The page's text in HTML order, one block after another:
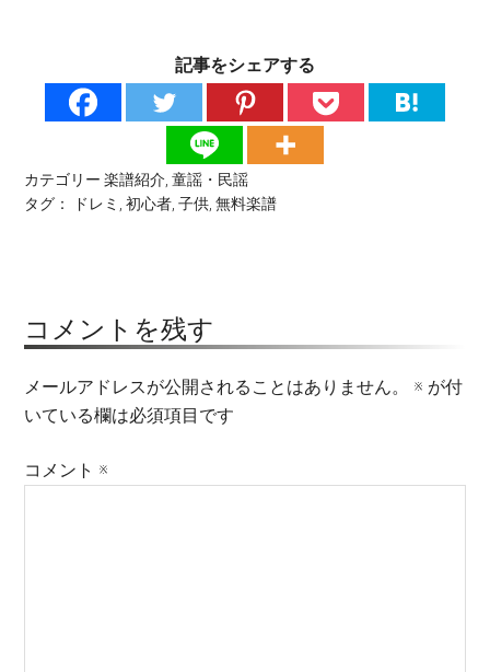
記事をシェアする
カテゴリー楽譜紹介 ,童謡・民謡
タグ：
ドレミ ,初心者 ,子供 ,無料楽譜
コメントを残す
メールアドレスが公開されることはありません。 ※ が付
いている欄は必須項目です
コメント ※